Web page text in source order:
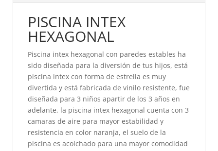
PISCINA INTEX
HEXAGONAL
Piscina intex hexagonal con paredes estables ha
sido diseñada para la diversión de tus hijos, está
piscina intex con forma de estrella es muy
divertida y está fabricada de vinilo resistente, fue
diseñada para 3 niños apartir de los 3 años en
adelante, la piscina intex hexagonal cuenta con 3
camaras de aire para mayor estabilidad y
resistencia en color naranja, el suelo de la
piscina es acolchado para una mayor comodidad